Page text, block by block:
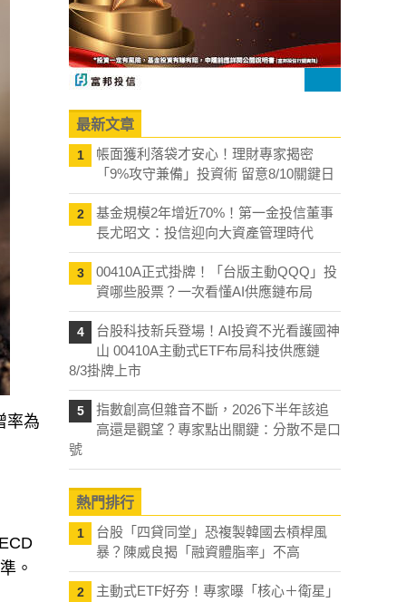
率為
。
最新文章
1
帳面獲利落袋才安心！理財專家揭密
「9%攻守兼備」投資術 留意8/10關鍵日
2
基金規模2年增近70%！第一金投信董事
長尤昭文：投信迎向大資產管理時代
3
00410A正式掛牌！「台版主動QQQ」投
資哪些股票？一次看懂AI供應鏈布局
4
台股科技新兵登場！AI投資不光看護國神
山 00410A主動式ETF布局科技供應鏈
8/3掛牌上市
5
指數創高但雜音不斷，2026下半年該追
高還是觀望？專家點出關鍵：分散不是口
號
熱門排行
1
台股「四貸同堂」恐複製韓國去槓桿風
暴？陳威良揭「融資體脂率」不高
2
主動式ETF好夯！專家曝「核心＋衛星」